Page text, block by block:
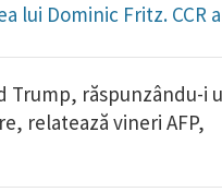
lui Dominic Fritz. CCR a
Trump, răspunzându-i
relatează vineri AFP,